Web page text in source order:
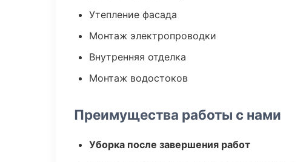
Утепление фасада
Монтаж электропроводки
Внутренняя отделка
Монтаж водостоков
Преимущества работы с нами
Уборка после завершения работ